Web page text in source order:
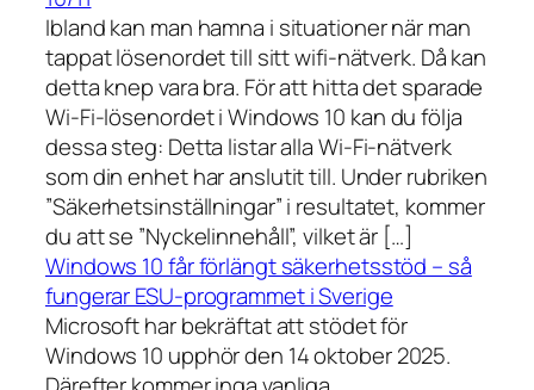
Ibland kan man hamna i situationer när man
tappat lösenordet till sitt wifi-nätverk. Då kan
detta knep vara bra. För att hitta det sparade
Wi-Fi-lösenordet i Windows 10 kan du följa
dessa steg: Detta listar alla Wi-Fi-nätverk
som din enhet har anslutit till. Under rubriken
”Säkerhetsinställningar” i resultatet, kommer
du att se ”Nyckelinnehåll”, vilket är […]
Windows 10 får förlängt säkerhetsstöd – så
fungerar ESU-programmet i Sverige
Microsoft har bekräftat att stödet för
Windows 10 upphör den 14 oktober 2025.